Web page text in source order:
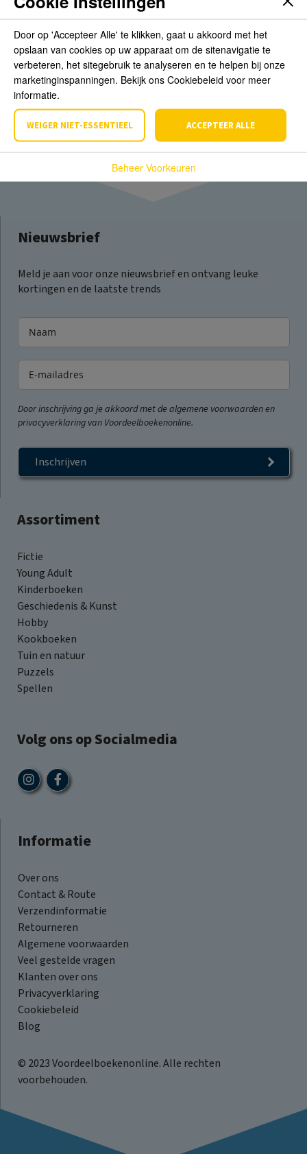
Beoordelingen
Schrijf de eerste review over dit product
Schrijf een beoordeling
Assortiment
Fictie
Young Adult
Kinderboeken
Geschiedenis & Kunst
Hobby
Kookboeken
Tuin en natuur
Puzzels
Spellen
Volg ons op Socialmedia
Informatie
Over ons
Contact & Route
Verzendinformatie
Retourneren
Algemene voorwaarden
Veel gestelde vragen
Klanten over ons
Privacyverklaring
Cookiebeleid
Blog
© 2023 Voordeelboekenonline. Alle rechten
voorbehouden.
Nieuwsbrief
Meld je aan voor onze nieuwsbrief en ontvang leuke
kortingen en de laatste trends
Door inschrijving ga je akkoord met de algemene voorwaarden en
privacyverklaring van Voordeelboekenonline.
Inschrijven
Door op 'Accepteer Alle' te klikken, gaat u akkoord met het
opslaan van cookies op uw apparaat om de sitenavigatie te
verbeteren, het sitegebruik te analyseren en te helpen bij onze
marketinginspanningen. Bekijk ons Cookiebeleid voor meer
informatie.
WEIGER NIET-ESSENTIEEL ACCEPTEER ALLE
Beheer Voorkeuren